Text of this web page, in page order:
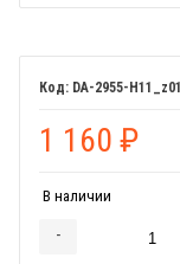
DA-2955-H11_z01
1 160 ₽
В наличии
-